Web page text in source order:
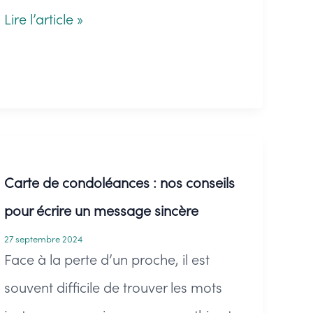
Tombes
tombes
végétalisées
uniques
et
durables
Lire l’article »
Carte de condoléances : nos conseils
pour écrire un message sincère
27 septembre 2024
Face à la perte d’un proche, il est
souvent difficile de trouver les mots